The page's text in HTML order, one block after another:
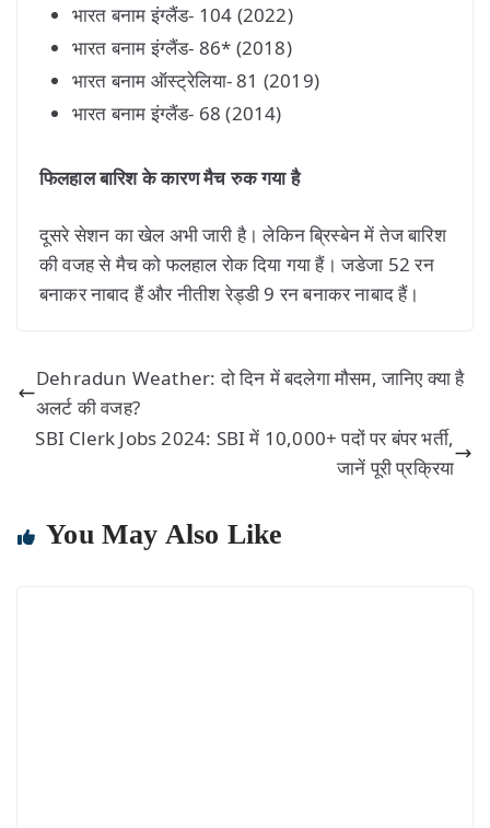
भारत बनाम इंग्लैंड- 104 (2022)
भारत बनाम इंग्लैंड- 86* (2018)
भारत बनाम ऑस्ट्रेलिया- 81 (2019)
भारत बनाम इंग्लैंड- 68 (2014)
फिलहाल बारिश के कारण मैच रुक गया है
दूसरे सेशन का खेल अभी जारी है। लेकिन ब्रिस्बेन में तेज बारिश
की वजह से मैच को फलहाल रोक दिया गया हैं। जडेजा 52 रन
बनाकर नाबाद हैं और नीतीश रेड्डी 9 रन बनाकर नाबाद हैं।
Dehradun Weather: दो दिन में बदलेगा मौसम, जानिए क्या है
अलर्ट की वजह?
SBI Clerk Jobs 2024: SBI में 10,000+ पदों पर बंपर भर्ती,
जानें पूरी प्रक्रिया
You May Also Like